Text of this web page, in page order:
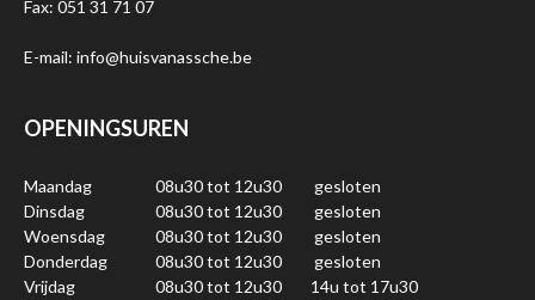
Fax: 051 31 71 07
E-mail: info@huisvanassche.be
OPENINGSUREN
Maandag 08u30 tot 12u30
gesloten
Dinsdag
08u30 tot 12u30
gesloten
Woensdag
08u30 tot 12u30
gesloten
Donderdag
08u30 tot 12u30
gesloten
Vrijdag
08u30 tot 12u30
14u tot 17u30